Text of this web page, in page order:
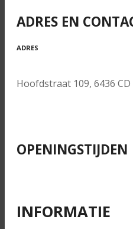
ADRES EN
ADRES
Hoofdstraat 109, 6436
OPENINGSTIJDEN
INFORMATIE